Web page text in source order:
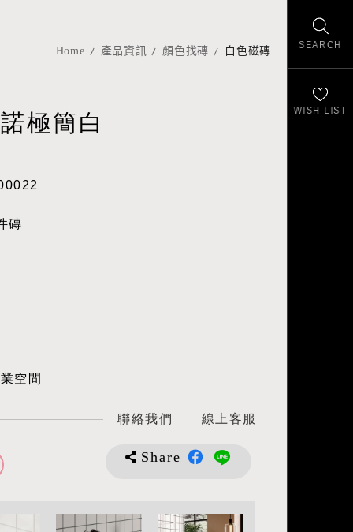
SEARCH
WISH LIST
Home 產品資訊 顏色找磚 白色磁磚
極簡白
磚
空間
聯絡我們 線上客服
Share